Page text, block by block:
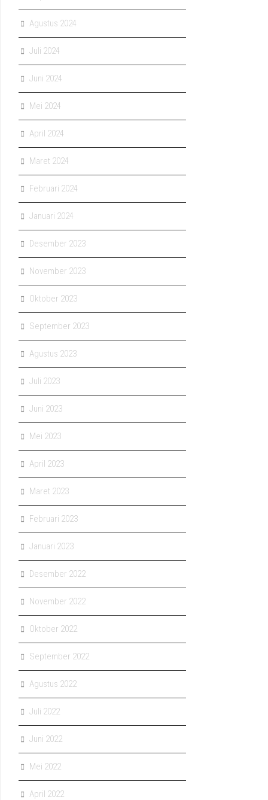
Agustus 2024
Juli 2024
Juni 2024
Mei 2024
April 2024
Maret 2024
Februari 2024
Januari 2024
Desember 2023
November 2023
Oktober 2023
September 2023
Agustus 2023
Juli 2023
Juni 2023
Mei 2023
April 2023
Maret 2023
Februari 2023
Januari 2023
Desember 2022
November 2022
Oktober 2022
September 2022
Agustus 2022
Juli 2022
Juni 2022
Mei 2022
April 2022